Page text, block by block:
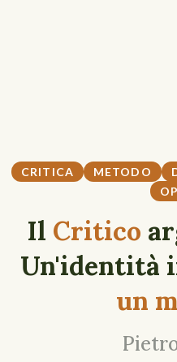
CRITICA METODO
Il Critico
Un'identità
un